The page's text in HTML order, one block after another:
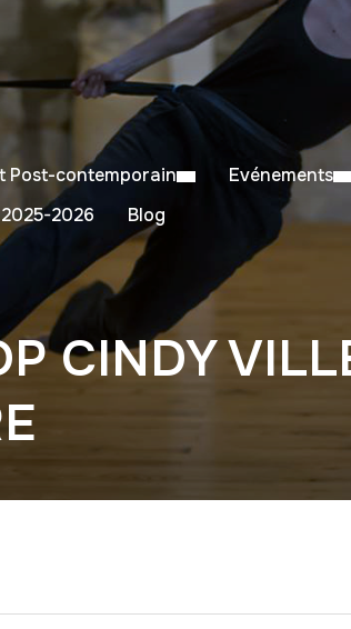
Post-contemporain Evénements
2025-2026
Blog
CINDY